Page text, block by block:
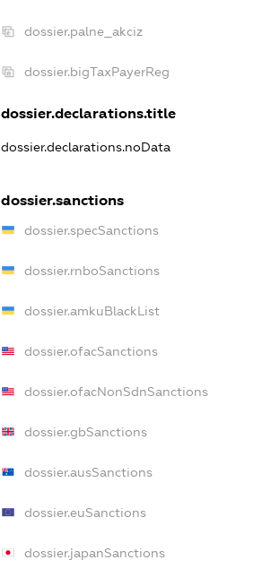
dossier.palne_akciz
dossier.bigTaxPayerReg
dossier.declarations.title
dossier.declarations.noData
dossier.sanctions
dossier.specSanctions
dossier.rnboSanctions
dossier.amkuBlackList
dossier.ofacSanctions
dossier.ofacNonSdnSanctions
dossier.gbSanctions
dossier.ausSanctions
dossier.euSanctions
dossier.japanSanctions